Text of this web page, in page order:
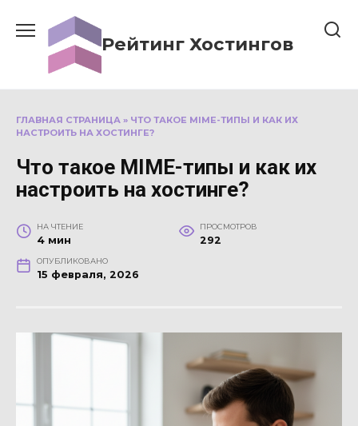
содержанию
Рейтинг Хостингов
ГЛАВНАЯ СТРАНИЦА » ЧТО ТАКОЕ MIME-ТИПЫ И КАК ИХ
НАСТРОИТЬ НА ХОСТИНГЕ?
Что такое MIME-типы и как их
настроить на хостинге?
НА ЧТЕНИЕ
4 мин
ПРОСМОТРОВ
292
ОПУБЛИКОВАНО
15 февраля, 2026